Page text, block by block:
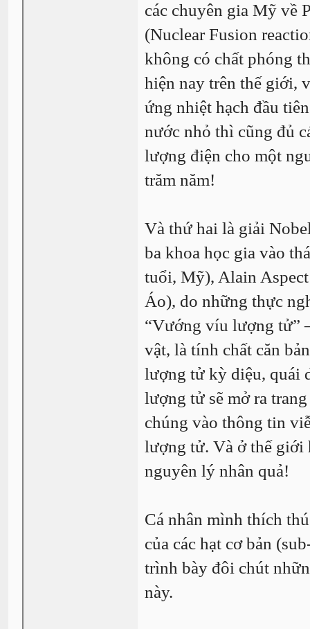
các chuyên gia Mỹ về
(Nuclear Fusion
không có chất phóng
hiện nay trên thế giới,
ứng nhiệt hạch đầu
nước nhỏ thì cũng đủ
lượng điện cho một
trăm năm!
Và thứ hai là giải
ba khoa học gia vào
tuổi, Mỹ), Alain
Áo), do những thực
“Vướng víu lượng tử”
vật, là tính chất căn
lượng tử kỳ diệu, quái
lượng tử sẽ mở ra
chúng vào thông tin
lượng tử. Và ở thế giới
nguyên lý nhân quả!
Cá nhân mình thích
của các hạt cơ bản
trình bày đôi chút
này.